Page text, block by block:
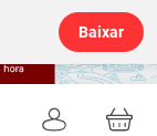
Baixar